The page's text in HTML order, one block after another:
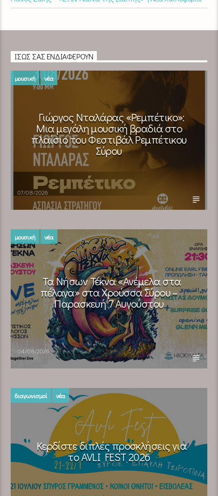
ΊΣΩΣ ΣΑΣ ΕΝΔΙΑΦΈΡΟΥΝ
μουσική νέα
Γιώργος Νταλάρας «Ρεμπέτικο»:
Μια μεγάλη μουσική βραδιά στο
πλαίσιο του Φεστιβάλ Ρεμπέτικου
Σύρου
07/08/2026
μουσική νέα
Τα Νήσων Τέκνα «Ανέμελα στα
πέλαγα» στα Χρούσσα Σύρου –
Παρασκευή 7 Αυγούστου
04/08/2026
διαγωνισμοί νέα
Κερδίστε διπλές προσκλήσεις για
το AVLI FEST 2026